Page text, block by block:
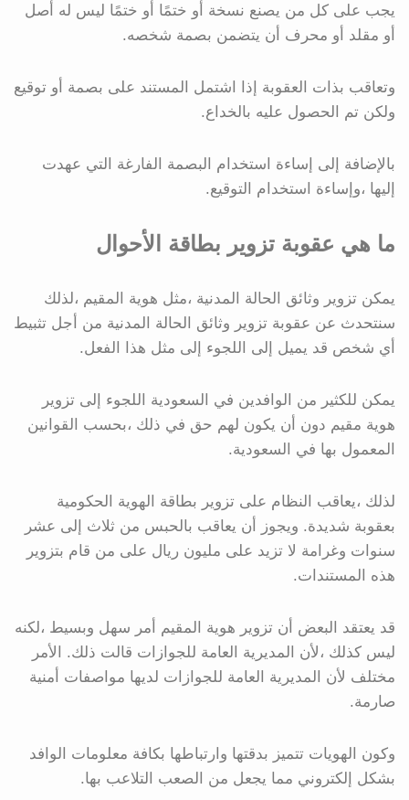
يجب على كل من يصنع نسخة أو ختمًا أو ختمًا ليس له أصل
أو مقلد أو محرف أن يتضمن بصمة شخصه.
وتعاقب بذات العقوبة إذا اشتمل المستند على بصمة أو توقيع
ولكن تم الحصول عليه بالخداع.
بالإضافة إلى إساءة استخدام البصمة الفارغة التي عهدت
إليها ،وإساءة استخدام التوقيع.
ما هي عقوبة تزوير بطاقة الأحوال
يمكن تزوير وثائق الحالة المدنية ،مثل هوية المقيم ،لذلك
سنتحدث عن عقوبة تزوير وثائق الحالة المدنية من أجل تثبيط
أي شخص قد يميل إلى اللجوء إلى مثل هذا الفعل.
يمكن للكثير من الوافدين في السعودية اللجوء إلى تزوير
هوية مقيم دون أن يكون لهم حق في ذلك ،بحسب القوانين
المعمول بها في السعودية.
لذلك ،يعاقب النظام على تزوير بطاقة الهوية الحكومية
بعقوبة شديدة. ويجوز أن يعاقب بالحبس من ثلاث إلى عشر
سنوات وغرامة لا تزيد على مليون ريال على من قام بتزوير
هذه المستندات.
قد يعتقد البعض أن تزوير هوية المقيم أمر سهل وبسيط ،لكنه
ليس كذلك ،لأن المديرية العامة للجوازات قالت ذلك. الأمر
مختلف لأن المديرية العامة للجوازات لديها مواصفات أمنية
صارمة.
وكون الهويات تتميز بدقتها وارتباطها بكافة معلومات الوافد
بشكل إلكتروني مما يجعل من الصعب التلاعب بها.